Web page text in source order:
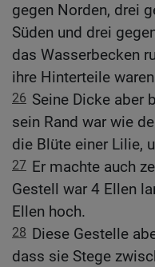
gegen Norden, drei
Süden und drei
das Wasserbecken
ihre Hinterteile
26 Seine Dicke aber
sein Rand war wie
die Blüte einer Lilie,
27 Er machte auch
Gestell war 4 Ellen
Ellen hoch.
28 Diese Gestelle
dass sie Stege